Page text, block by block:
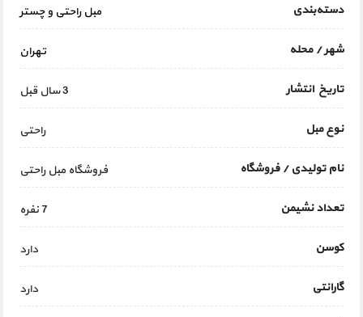
دسته‌بندی مبل راحتی و چستر
شهر / محله تهران
تاریخ انتشار 3 سال قبل
نوع مبل راحتی
نام تولیدی / فروشگاه فروشگاه مبل راحتی
تعداد نشیمن 7 نفره
کوسن دارد
گارانتی دارد